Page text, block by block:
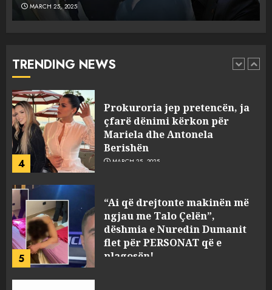
MARCH 25, 2025
TRENDING NEWS
4
Prokuroria jep pretencën, ja
MARCH 25, 2025
5
“Ai që drejtonte makinën më
ngjau me Talo Çelën”,
dëshmia e Nuredin Dumanit
flet për PERSONAT që e
plagosën!
1
Punonjësja e UKT akuzon
drejtorin Skerdi Drenova dhe
“bosen” Joana Nano për
abuzim me fondet publike dhe
pasuri të pajustifikuar